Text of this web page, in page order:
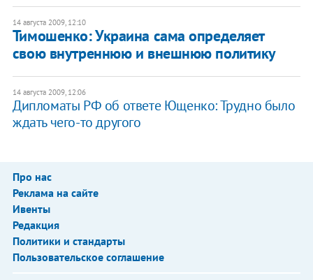
14 августа 2009, 12:10
Тимошенко: Украина сама определяет
свою внутреннюю и внешнюю политику
14 августа 2009, 12:06
Дипломаты РФ об ответе Ющенко: Трудно было
ждать чего-то другого
Про нас
Реклама на сайте
Ивенты
Редакция
Политики и стандарты
Пользовательское соглашение